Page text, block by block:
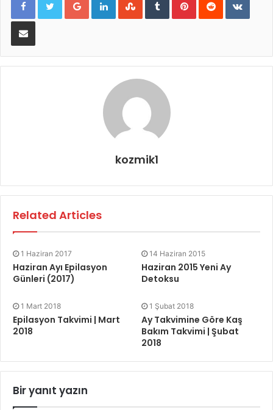
E-Posta ile paylaş
kozmik1
Related Articles
1 Haziran 2017
Haziran Ayı Epilasyon
Günleri (2017)
14 Haziran 2015
Haziran 2015 Yeni Ay
Detoksu
1 Mart 2018
Epilasyon Takvimi | Mart
2018
1 Şubat 2018
Ay Takvimine Göre Kaş
Bakım Takvimi | Şubat
2018
Bir yanıt yazın